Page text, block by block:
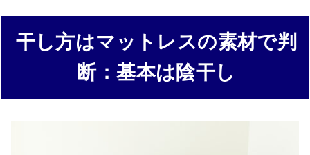
干し方はマットレスの素材で判
断：基本は陰干し